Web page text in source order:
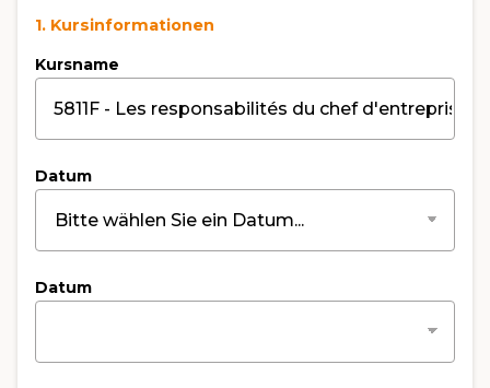
1. Kursinformationen
Kursname
Datum
Datum